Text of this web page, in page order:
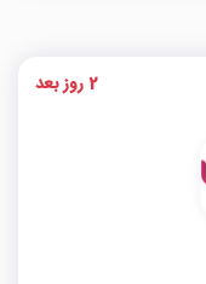
2 روز بعد